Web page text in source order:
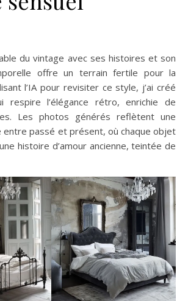
du vintage avec ses histoires et son
offre un terrain fertile pour la
l’IA pour revisiter ce style, j’ai créé
respire l’élégance rétro, enrichie de
Les photos générés reflètent une
entre passé et présent, où chaque objet
histoire d’amour ancienne, teintée de